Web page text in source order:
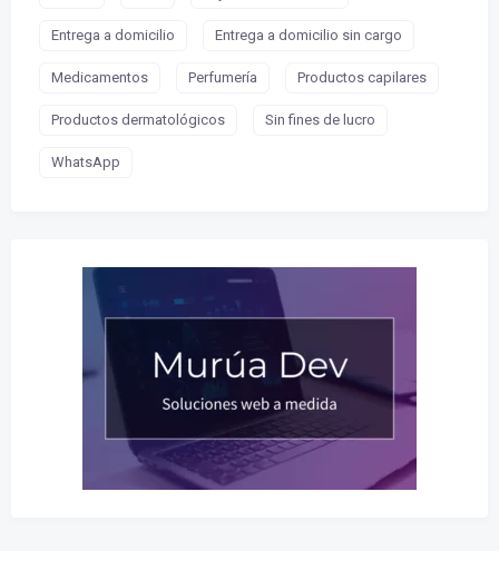
Entrega a domicilio Entrega a domicilio sin cargo
Medicamentos Perfumería Productos capilares
Productos dermatológicos Sin fines de lucro
WhatsApp